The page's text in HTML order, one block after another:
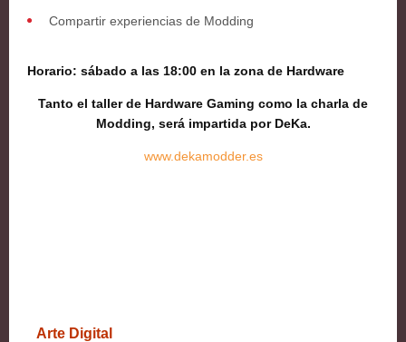
Compartir experiencias de Modding
Horario: sábado a las 18:00 en la zona de Hardware
Tanto el taller de Hardware Gaming como la charla de
Modding, será impartida por DeKa.
www.dekamodder.es
Arte Digital